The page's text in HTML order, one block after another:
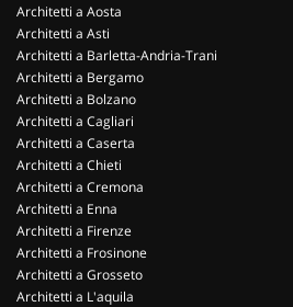
Architetti a Aosta
Architetti a Asti
Architetti a Barletta-Andria-Trani
Architetti a Bergamo
Architetti a Bolzano
Architetti a Cagliari
Architetti a Caserta
Architetti a Chieti
Architetti a Cremona
Architetti a Enna
Architetti a Firenze
Architetti a Frosinone
Architetti a Grosseto
Architetti a L'aquila